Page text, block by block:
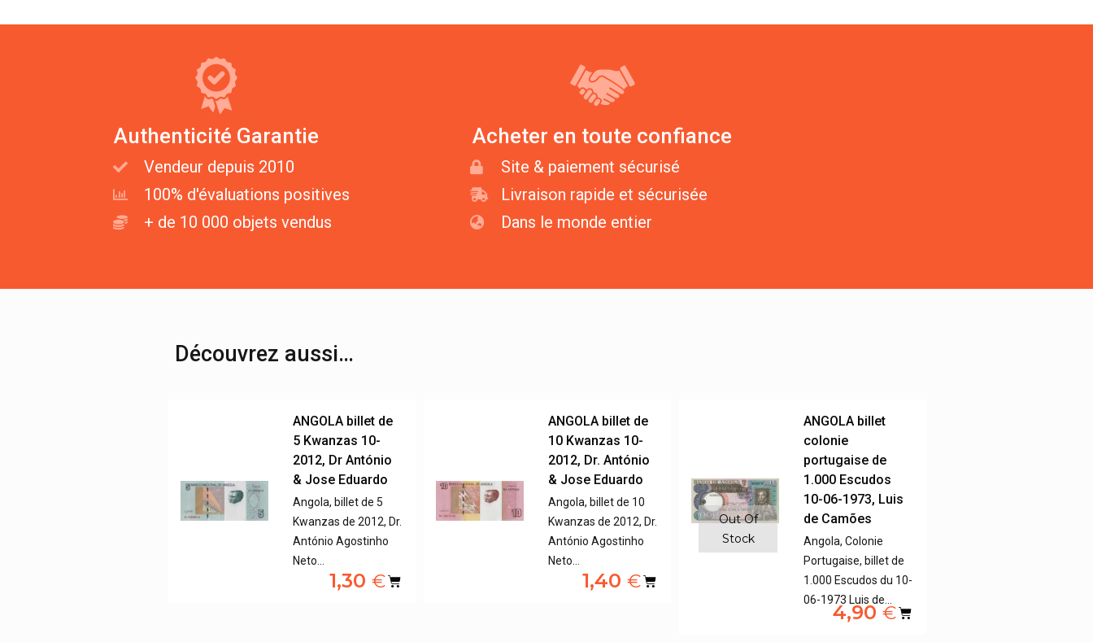
Authenticité Garantie
Vendeur depuis 2010
100% d'évaluations positives
+ de 10 000 objets vendus
Acheter en toute confiance
Site & paiement sécurisé
Livraison rapide et sécurisée
Dans le monde entier
Découvrez aussi…
ANGOLA billet de
5 Kwanzas 10-
2012, Dr António
& Jose Eduardo
Angola, billet de 5
Kwanzas de 2012, Dr.
António Agostinho
Neto…
1,30 €
ANGOLA billet de
10 Kwanzas 10-
2012, Dr. António
& Jose Eduardo
Angola, billet de 10
Kwanzas de 2012, Dr.
António Agostinho
Neto…
1,40 €
Out Of
Stock
ANGOLA billet
colonie
portugaise de
1.000 Escudos
10-06-1973, Luis
de Camões
Angola, Colonie
Portugaise, billet de
1.000 Escudos du 10-
06-1973 Luis de…
4,90 €